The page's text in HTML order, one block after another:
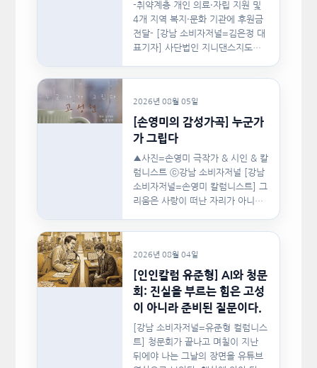
-취약계층 개인 의료·자립 지원 및
4개 지역 복지·문화 기관에 후원금
전달- [강남 소비자저널=김은정 대
표기자] 사단법인 지니댄스지도자
지난…
2026년 08월 05일
[손영미의 감성가곡] 누군가
가 그립다
▲사진=손영미 극작가 & 시인 & 칼
럼니스트 ⓒ강남 소비자저널 [강남
소비자저널=손영미 칼럼니스트] 그
리움은 사랑이 떠난 자리가 아니라,
2026년 08월 04일
[인인칼럼 유준형] AI와 청문
회: 진실을 부르는 힘은 고성
이 아니라 준비된 질문이다.
[강남 소비자저널=유준형 컬럼니스
트] 청문회가 끝나고 며칠이 지난
뒤에야 나는 그날의 장면을 유튜브